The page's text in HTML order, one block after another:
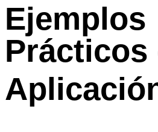
Ejemplos
Prácticos